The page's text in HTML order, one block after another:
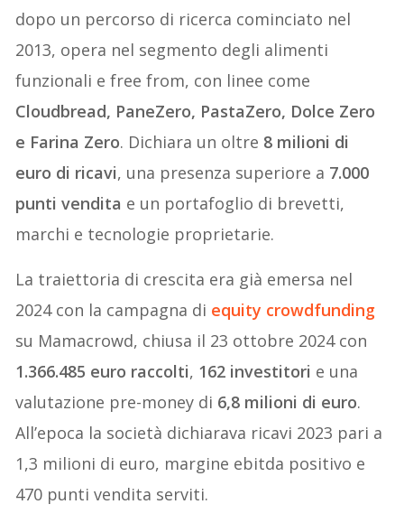
dopo un percorso di ricerca cominciato nel
2013, opera nel segmento degli alimenti
funzionali e free from, con linee come
Cloudbread, PaneZero, PastaZero, Dolce Zero
e Farina Zero. Dichiara un oltre 8 milioni di
euro di ricavi, una presenza superiore a 7.000
punti vendita e un portafoglio di brevetti,
marchi e tecnologie proprietarie.
La traiettoria di crescita era già emersa nel
2024 con la campagna di equity crowdfunding
su Mamacrowd, chiusa il 23 ottobre 2024 con
1.366.485 euro raccolti, 162 investitori e una
valutazione pre-money di 6,8 milioni di euro.
All’epoca la società dichiarava ricavi 2023 pari a
1,3 milioni di euro, margine ebitda positivo e
470 punti vendita serviti.